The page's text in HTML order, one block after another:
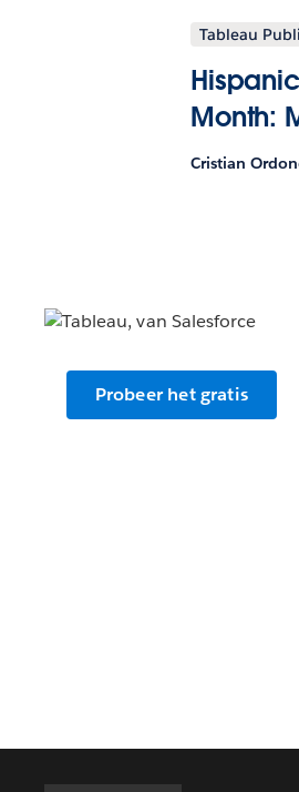
Tableau
Month:
Cristian
Probeer het gratis